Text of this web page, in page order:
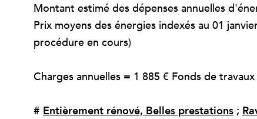
Montant estimé des dépenses annuelles
Prix moyens des énergies indexés au 01
procédure en cours)
Charges annuelles = 1 885 € Fonds de
# Entièrement rénové, Belles prestations ;